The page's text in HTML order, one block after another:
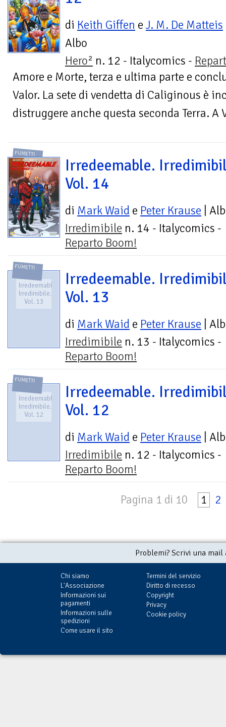
di Keith Giffen e J. M. De Matteis
Albo
Hero² n. 12 - Italycomics -
Amore e Morte, terza e ultima parte e
Valor. La sete di vendetta di Caliginous è
distruggere anche questa seconda Terra. A
FUMETTI
Irredeemable.
Vol. 14
di Mark Waid e Peter Krause |
Irredimibile n. 14 - Italycomics -
Reparto Boom!
FUMETTI
Irredeemable.
Irredimibile.
Vol. 13
Irredeemable.
Vol. 13
di Mark Waid e Peter Krause |
Irredimibile n. 13 - Italycomics -
Reparto Boom!
FUMETTI
Irredeemable.
Irredimibile.
Vol. 12
Irredeemable.
Vol. 12
di Mark Waid e Peter Krause |
Irredimibile n. 12 - Italycomics -
Reparto Boom!
Pagina 1 di 10 1 2
Problemi? Scrivi una
Chi siamo
L'Associazione
Informazioni sui
pagamenti
Informazioni sulle
spedizioni
Come usare il sito
Termini del servizio
Diritto di recesso
Copyright
Privacy
Cookie policy